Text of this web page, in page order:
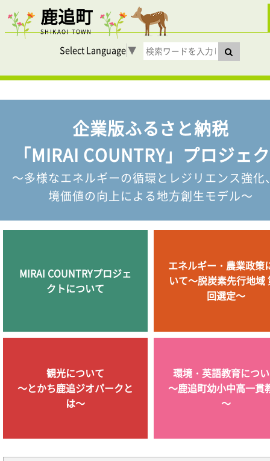
鹿追町
SHIKAOI TOWN
Select Language▼
企業版ふるさと納税
「MIRAI COUNTRY」プロジェ
～多様なエネルギーの循環とレジリエンス強化
境価値の向上による地方創生モデル～
MIRAI COUNTRYプロジェ
クトについて
エネルギー・農業政策
いて～脱炭素先行地域
回選定～
観光について
～とかち鹿追ジオパークと
は～
環境・英語教育につ
～鹿追町幼小中高一貫
～